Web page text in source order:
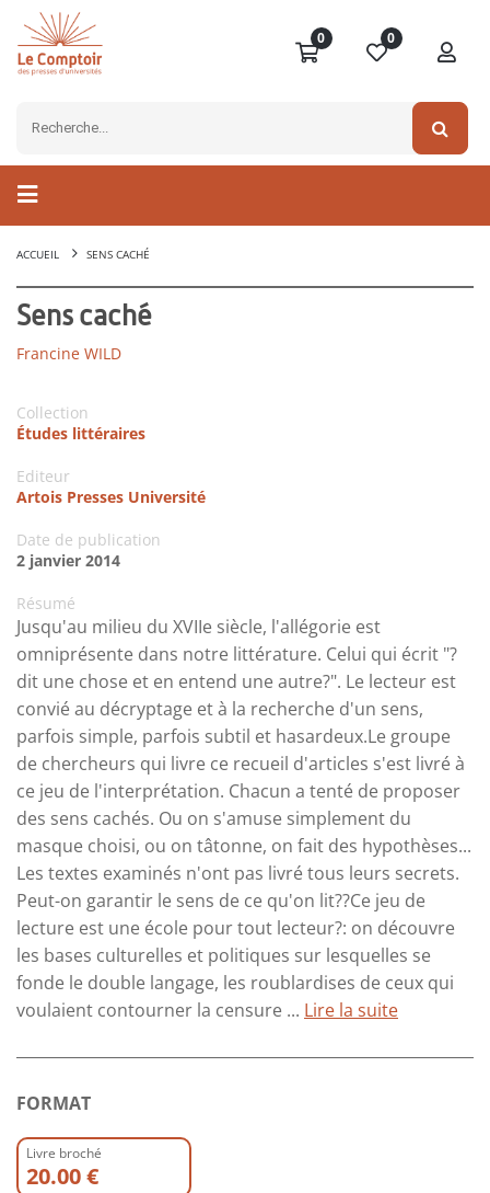
0 0
ACCUEIL SENS CACHÉ
Sens caché
Francine WILD
Collection
Études littéraires
Editeur
Artois Presses Université
Date de publication
2 janvier 2014
Résumé
Jusqu'au milieu du XVIIe siècle, l'allégorie est
omniprésente dans notre littérature. Celui qui écrit "?
dit une chose et en entend une autre?". Le lecteur est
convié au décryptage et à la recherche d'un sens,
parfois simple, parfois subtil et hasardeux.Le groupe
de chercheurs qui livre ce recueil d'articles s'est livré à
ce jeu de l'interprétation. Chacun a tenté de proposer
des sens cachés. Ou on s'amuse simplement du
masque choisi, ou on tâtonne, on fait des hypothèses...
Les textes examinés n'ont pas livré tous leurs secrets.
Peut-on garantir le sens de ce qu'on lit??Ce jeu de
lecture est une école pour tout lecteur?: on découvre
les bases culturelles et politiques sur lesquelles se
fonde le double langage, les roublardises de ceux qui
voulaient contourner la censure ... Lire la suite
FORMAT
Livre broché
20.00 €